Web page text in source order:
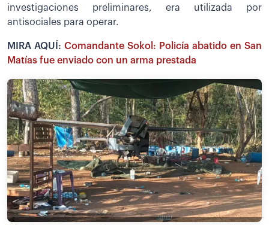
investigaciones preliminares, era utilizada por
antisociales para operar.
MIRA AQUÍ: Comandante Sokol: Policía abatido en San
Matías fue enviado con un arma prestada